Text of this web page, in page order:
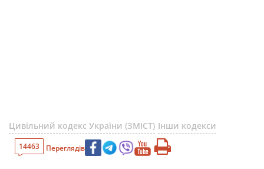
Цивільний кодекс України (ЗМІСТ) Інши кодекси
14463 Переглядів